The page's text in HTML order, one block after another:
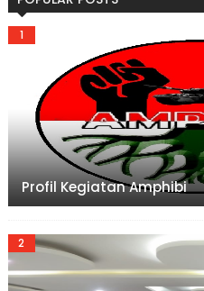
Profil Kegiatan Amphibi